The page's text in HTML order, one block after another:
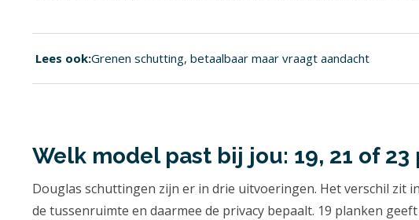
Lees ook:Grenen schutting, betaalbaar maar vraagt aandacht
Welk model past bij jou: 19, 21 of 23
Douglas schuttingen zijn er in drie uitvoeringen. Het verschil zit
de tussenruimte en daarmee de privacy bepaalt. 19 planken